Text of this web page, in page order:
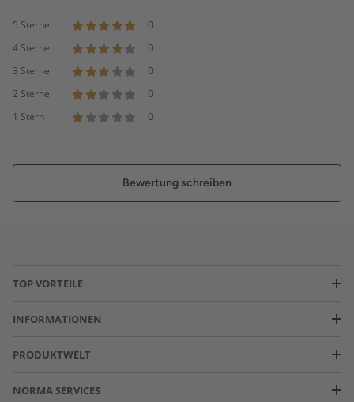
5 Sterne
0
4 Sterne
0
3 Sterne
0
2 Sterne
0
1 Stern
0
Bewertung schreiben
TOP VORTEILE
INFORMATIONEN
PRODUKTWELT
NORMA SERVICES